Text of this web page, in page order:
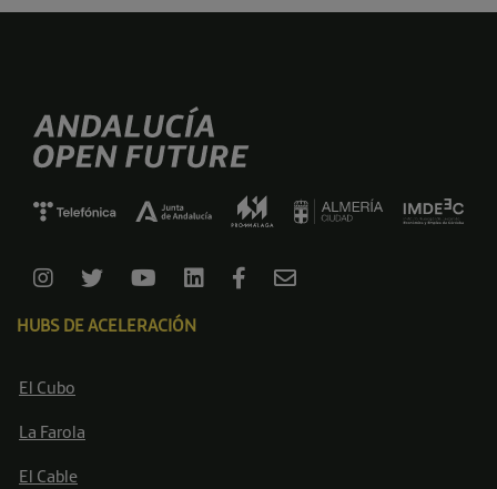
HUBS DE ACELERACIÓN
El Cubo
La Farola
El Cable